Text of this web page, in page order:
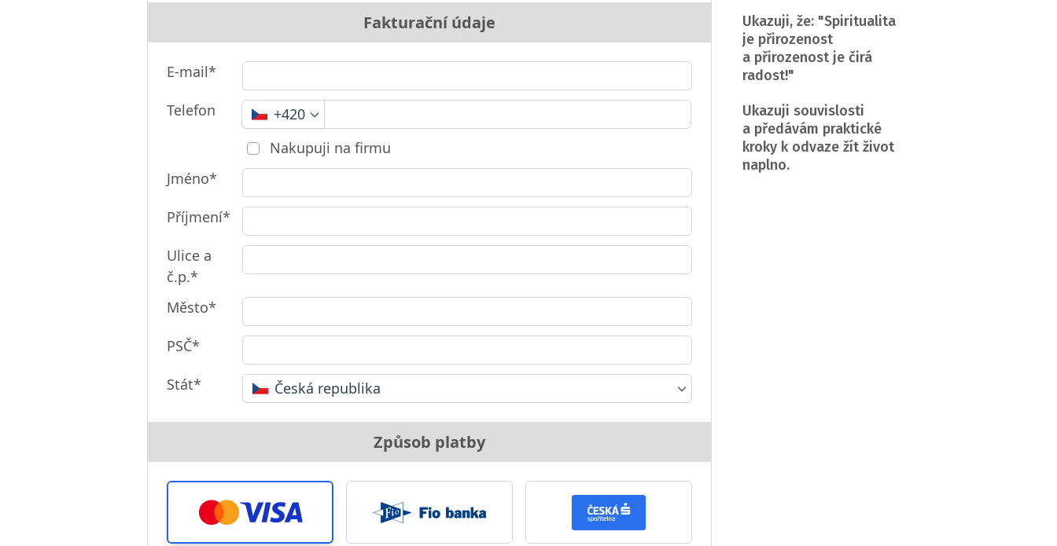
Fakturační údaje
E-mail*
Telefon
+420
Nakupuji na firmu
Jméno*
Příjmení*
Ulice a
č.p.*
Město*
PSČ*
Stát* Česká republika
Způsob platby
Ukazuji, že: "Spiritualita
je přirozenost
a přirozenost je čirá
radost!"
Ukazuji souvislosti
a předávám praktické
kroky k odvaze žít život
naplno.